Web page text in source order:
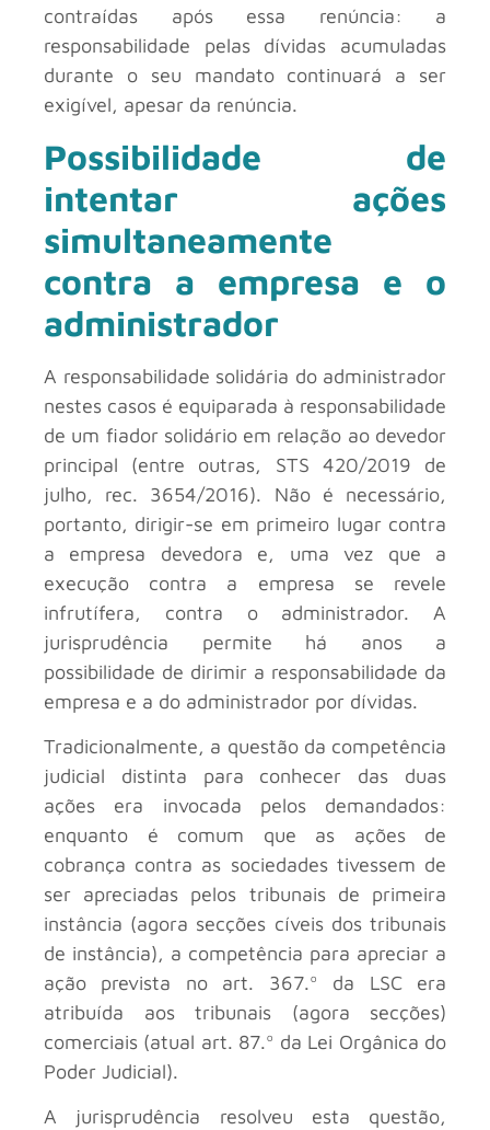
contraídas após essa renúncia: a
responsabilidade pelas dívidas acumuladas
durante o seu mandato continuará a ser
exigível, apesar da renúncia.
Possibilidade de
intentar ações
simultaneamente
contra a empresa e o
administrador
A responsabilidade solidária do administrador
nestes casos é equiparada à responsabilidade
de um fiador solidário em relação ao devedor
principal (entre outras, STS 420/2019 de
julho, rec. 3654/2016). Não é necessário,
portanto, dirigir-se em primeiro lugar contra
a empresa devedora e, uma vez que a
execução contra a empresa se revele
infrutífera, contra o administrador. A
jurisprudência permite há anos a
possibilidade de dirimir a responsabilidade da
empresa e a do administrador por dívidas.
Tradicionalmente, a questão da competência
judicial distinta para conhecer das duas
ações era invocada pelos demandados:
enquanto é comum que as ações de
cobrança contra as sociedades tivessem de
ser apreciadas pelos tribunais de primeira
instância (agora secções cíveis dos tribunais
de instância), a competência para apreciar a
ação prevista no art. 367.º da LSC era
atribuída aos tribunais (agora secções)
comerciais (atual art. 87.º da Lei Orgânica do
Poder Judicial).
A jurisprudência resolveu esta questão,